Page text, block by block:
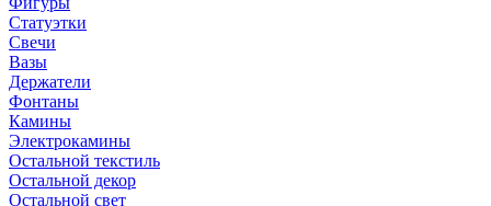
Статуэтки
Свечи
Вазы
Держатели
Фонтаны
Камины
Электрокамины
Остальной текстиль
Остальной декор
Остальной свет